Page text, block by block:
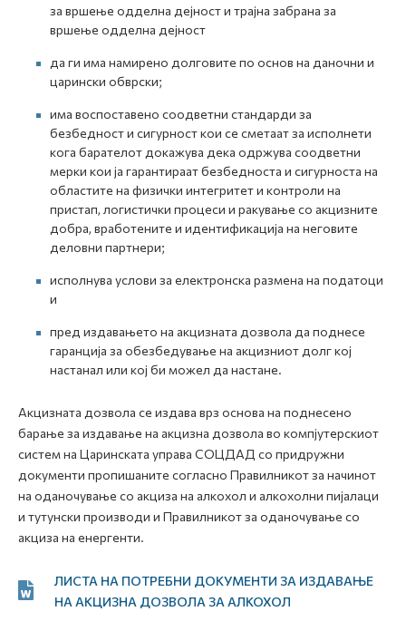
за вршење одделна дејност и трајна забрана за
вршење одделна дејност
да ги има намирено долговите по основ на даночни и
царински обврски;
има воспоставено соодветни стандарди за
безбедност и сигурност кои се сметаат за исполнети
кога барателот докажува дека одржува соодветни
мерки кои ја гарантираат безбедноста и сигурноста на
областите на физички интегритет и контроли на
пристап, логистички процеси и ракување со акцизните
добра, вработените и идентификација на неговите
деловни партнери;
исполнува услови за електронска размена на податоци
и
пред издавањето на акцизната дозвола да поднесе
гаранција за обезбедување на акцизниот долг кој
настанал или кој би можел да настане.
Акцизната дозвола се издава врз основа на поднесено
барање за издавање на акцизна дозвола во компјутерскиот
систем на Царинската управа СОЦДАД со придружни
документи пропишаните согласно Правилникот за начинот
на оданочување со акциза на алкохол и алкохолни пијалаци
и тутунски производи и Правилникот за оданочување со
акциза на енергенти.
ЛИСТА НА ПОТРЕБНИ ДОКУМЕНТИ ЗА ИЗДАВАЊЕ
НА АКЦИЗНА ДОЗВОЛА ЗА АЛКОХОЛ